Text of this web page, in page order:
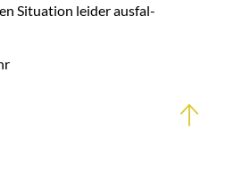
Si­tua­ti­on lei­der aus­fal­